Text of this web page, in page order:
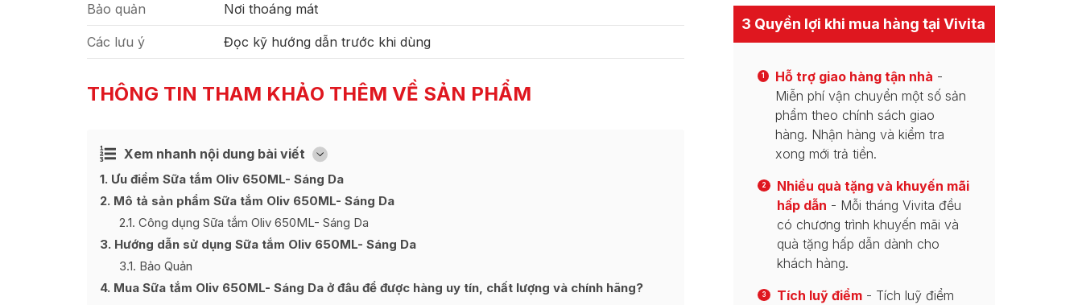
Bảo quản Nơi thoáng mát
Các lưu ý Đọc kỹ hướng dẫn trước khi dùng
THÔNG TIN THAM KHẢO THÊM VỀ SẢN PHẨM
Xem nhanh nội dung bài viết [
Ẩn
1 Ưu điểm Sữa tắm Oliv 650ML- Sáng Da
2 Mô tả sản phẩm Sữa tắm Oliv 650ML- Sáng Da
2.1 Công dụng Sữa tắm Oliv 650ML- Sáng Da
3 Hướng dẫn sử dụng Sữa tắm Oliv 650ML- Sáng Da
3.1 Bảo Quản
4 Mua Sữa tắm Oliv 650ML- Sáng Da ở đâu để được hàng uy tín, chất lượng và chính hãng?
3 Quyền lợi khi mua hàng tại Vivita
1 Hỗ trợ giao hàng tận nhà -
Miễn phí vận chuyển một số sản
phẩm theo chính sách giao
hàng. Nhận hàng và kiểm tra
xong mới trả tiền.
2
Nhiều quà tặng và khuyến mãi
hấp dẫn - Mỗi tháng Vivita đều
có chương trình khuyến mãi và
quà tặng hấp dẫn dành cho
khách hàng.
3 Tích luỹ điểm - Tích luỹ điểm